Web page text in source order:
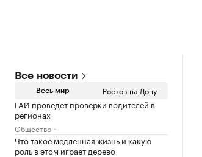
Все новости
Весь мир Ростов-на-Дону
ГАИ проведет проверки водителей в
регионах
Общество
Что такое медленная жизнь и какую
роль в этом играет дерево